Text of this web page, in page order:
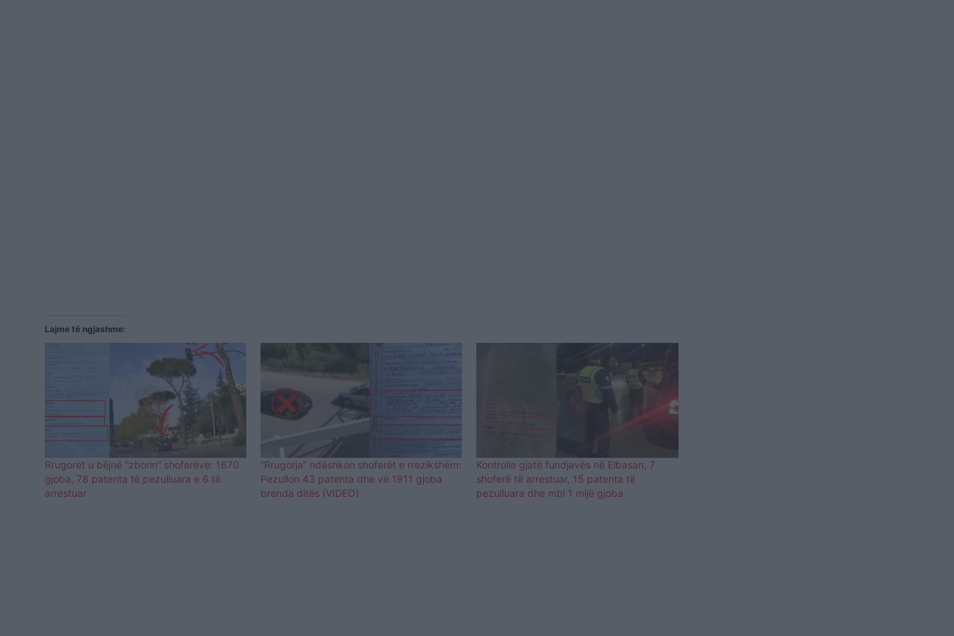
Lajme të ngjashme:
Rrugorët u bëjnë “zborin” shoferëve: 1670
gjoba, 78 patenta të pezulluara e 6 të
arrestuar
“Rrugorja” ndëshkon shoferët e rrezikshëm:
Pezullon 43 patenta dhe vë 1911 gjoba
brenda ditës (VIDEO)
Kontrolle gjatë fundjavës në Elbasan, 7
shoferë të arrestuar, 15 patenta të
pezulluara dhe mbi 1 mijë gjoba